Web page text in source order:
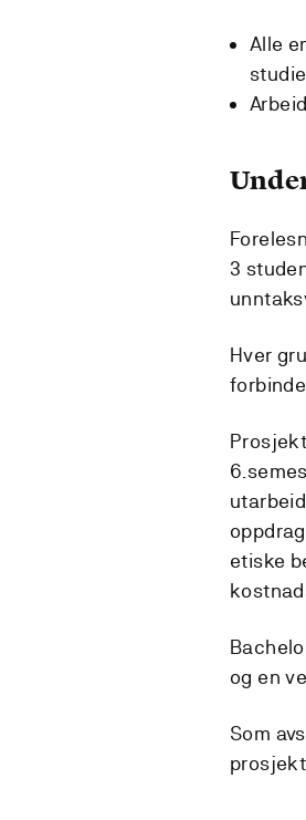
Alle
3
Hver
etiske
og en
Som